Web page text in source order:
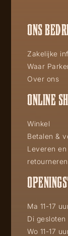
ONS
Zakelijke
Waar
Over ons
ONLINE
Winkel
Betalen &
Leveren en
retourneren
Ma 11-17
Di gesloten
Wo 11-17